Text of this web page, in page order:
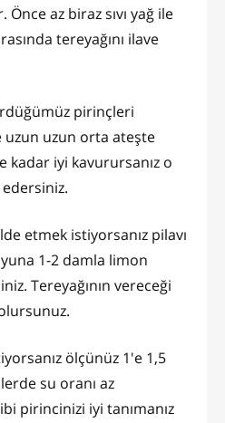
az biraz sıvı yağ ile
tereyağını ilave
pirinçleri
uzun orta ateşte
kadar iyi kavurursanız o
etmek istiyorsanız pilavı
1-2 damla limon
Tereyağının vereceği
ölçünüz 1'e 1,5
su oranı az
pirincinizi iyi tanımanız